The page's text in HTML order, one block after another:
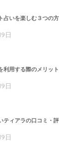
占いを楽しむ３つの
日
利用する際のメリッ
日
ティアラの口コミ・
日